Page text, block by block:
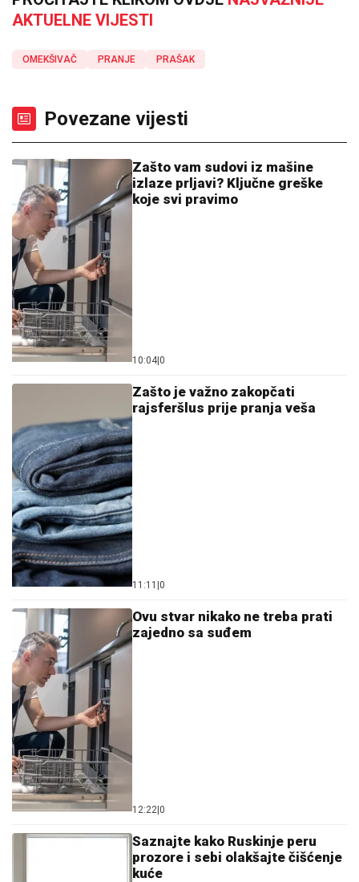
AKTUELNE VIJESTI
OMEKŠIVAČ PRANJE PRAŠAK
Povezane vijesti
Zašto vam sudovi iz mašine
izlaze prljavi? Ključne greške
koje svi pravimo
10:04 0
Zašto je važno zakopčati
rajsferšlus prije pranja veša
11:11 0
Ovu stvar nikako ne treba prati
zajedno sa suđem
12:22 0
Saznajte kako Ruskinje peru
prozore i sebi olakšajte čišćenje
kuće